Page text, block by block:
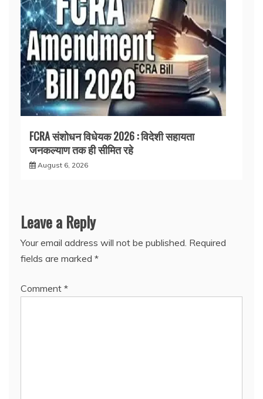
FCRA संशोधन विधेयक 2026 : विदेशी सहायता
जनकल्याण तक ही सीमित रहे
August 6, 2026
Leave a Reply
Your email address will not be published. Required
fields are marked *
Comment *